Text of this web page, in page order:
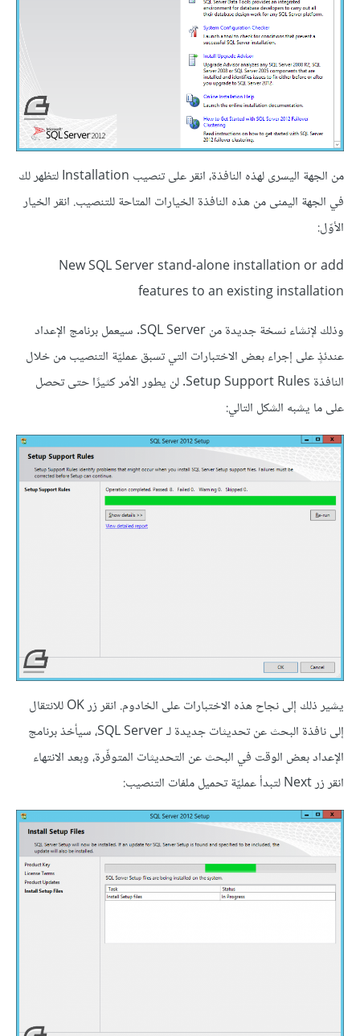
من الجهة اليسرى لهذه النافذة، انقر على تنصيب Installation لتظهر لك
في الجهة اليمنى من هذه النافذة الخيارات المتاحة للتنصيب. انقر الخيار
الأوّل:
New SQL Server stand-alone installation or add
features to an existing installation
وذلك لإنشاء نسخة جديدة من SQL Server. سيعمل برنامج الإعداد
عندئذٍ على إجراء بعض الاختبارات التي تسبق عمليّة التنصيب من خلال
النافذة Setup Support Rules. لن يطور الأمر كثيرًا حتى تحصل
على ما يشبه الشكل التالي:
يشير ذلك إلى نجاح هذه الاختبارات على الخادوم. انقر زر OK للانتقال
إلى نافذة البحث عن تحديثات جديدة لـ SQL Server، سيأخذ برنامج
الإعداد بعض الوقت في البحث عن التحديثات المتوفّرة، وبعد الانتهاء
انقر زر Next لتبدأ عمليّة تحميل ملفات التنصيب: